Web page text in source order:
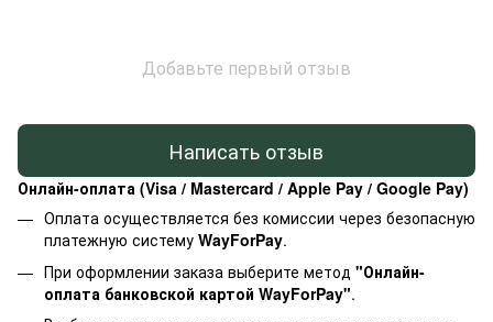
Добавьте первый отзыв
Написать отзыв
Онлайн-оплата (Visa / Mastercard / Apple Pay / Google Pay)
Оплата осуществляется без комиссии через безопасную
платежную систему WayForPay.
При оформлении заказа выберите метод "Онлайн-
оплата банковской картой WayForPay".